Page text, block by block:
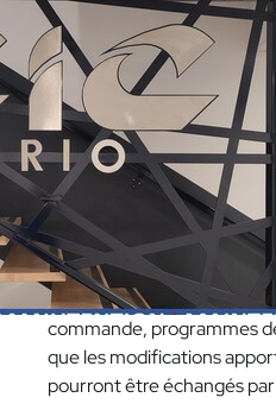
après désignées « CGA
entre les parties régissent
contractuels entre la
désignées par « CIC
après désignés par «
des commandes de
services (ci-après
« Fourniture(s) »). Toute
présentes Conditions
un accord préalable et écrit
Les documents
commande, programmes
que les modifications
pourront être échangés